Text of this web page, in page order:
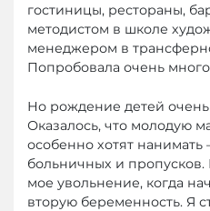
гостиницы, рестораны,
методистом в школе
менеджером в
Попробовала очень много
Но рождение детей
Оказалось, что молодую
особенно хотят
больничных и
мое увольнение, когда
вторую беременность. Я